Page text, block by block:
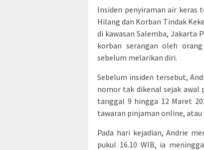
Insiden penyiraman air keras
Hilang dan Korban Tindak
di kawasan Salemba, Jakarta
korban serangan oleh
sebelum melarikan diri.
Sebelum insiden tersebut,
nomor tak dikenal sejak awal
tanggal 9 hingga 12 Maret
tawaran pinjaman online,
Pada hari kejadian, Andrie
pukul 16.10 WIB, ia